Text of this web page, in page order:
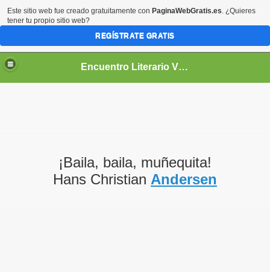
Encuentro Literario Virtual
¡Baila, baila, muñequita!
Hans Christian Andersen
Este sitio web fue creado gratuitamente con PaginaWebGratis.es. ¿Quieres
tener tu propio sitio web?
REGÍSTRATE GRATIS